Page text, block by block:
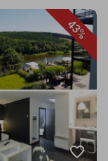
43%
favorite_border